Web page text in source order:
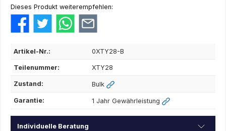
Dieses Produkt weiterempfehlen:
Artikel-Nr.: 0XTY28-B
Teilenummer: XTY28
Zustand: Bulk
Garantie: 1 Jahr Gewährleistung
Individuelle Beratung